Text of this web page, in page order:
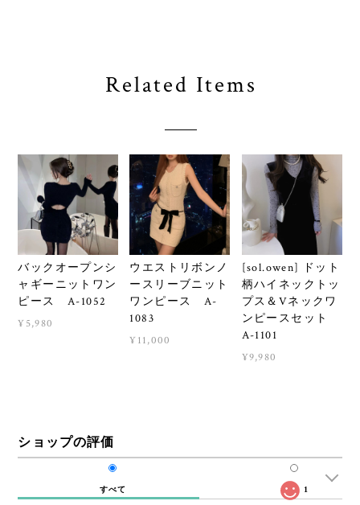
Related Items
バックオープンシ
ャギーニットワン
ピース A-1052
¥5,980
ウエストリボンノ
ースリーブニット
ワンピース A-
1083
¥11,000
[sol.owen] ドット
柄ハイネックトッ
プス＆Vネックワ
ンピースセット
A-1101
¥9,980
ショップの評価
すべて 1